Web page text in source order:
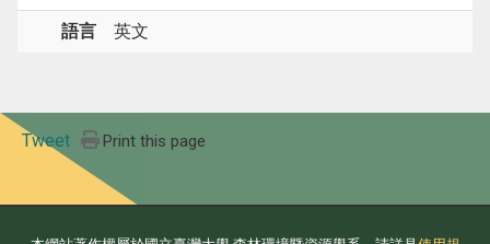
語言 英文
Tweet Print this page